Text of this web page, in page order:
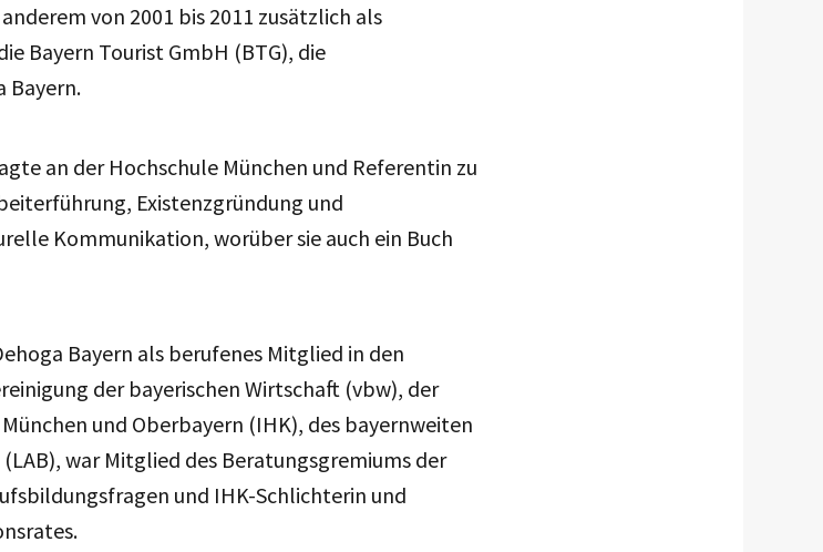
von 2001 bis 2011 zusätzlich als
Bayern Tourist GmbH (BTG), die
Bayern.
an der Hochschule München und Referentin zu
Existenzgründung und
Kommunikation, worüber sie auch ein Buch
Bayern als berufenes Mitglied in den
der bayerischen Wirtschaft (vbw), der
und Oberbayern (IHK), des bayernweiten
war Mitglied des Beratungsgremiums der
und IHK-Schlichterin und